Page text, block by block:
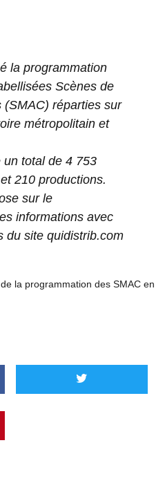
la programmation
Scènes de
(SMAC) réparties sur
métropolitain et
total de 4 753
210 productions.
sur le
informations avec
du site quidistrib.com
la programmation des SMAC en